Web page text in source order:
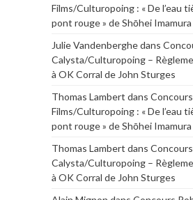
Films/Culturopoing : « De l’eau
pont rouge » de Shōhei Imamura
Julie Vandenberghedans
Calysta/Culturopoing –
à OK Corral de John Sturges
Thomas Lambert dans
Films/Culturopoing : « De l’eau
pont rouge » de Shōhei Imamura
Thomas Lambert dans
Calysta/Culturopoing –
à OK Corral de John Sturges